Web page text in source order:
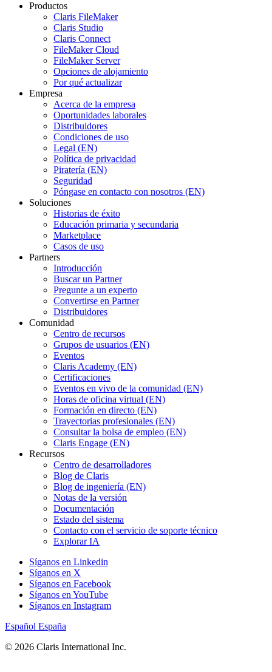
Productos
Claris FileMaker
Claris Studio
Claris Connect
FileMaker Cloud
FileMaker Server
Opciones de alojamiento
Por qué actualizar
Empresa
Acerca de la empresa
Oportunidades laborales
Distribuidores
Condiciones de uso
Legal (EN)
Política de privacidad
Piratería (EN)
Seguridad
Póngase en contacto con nosotros (EN)
Soluciones
Historias de éxito
Educación primaria y secundaria
Marketplace
Casos de uso
Partners
Introducción
Buscar un Partner
Pregunte a un experto
Convertirse en Partner
Distribuidores
Comunidad
Centro de recursos
Grupos de usuarios (EN)
Eventos
Claris Academy (EN)
Certificaciones
Eventos en vivo de la comunidad (EN)
Horas de oficina virtual (EN)
Formación en directo (EN)
Trayectorias profesionales (EN)
Consultar la bolsa de empleo (EN)
Claris Engage (EN)
Recursos
Centro de desarrolladores
Blog de Claris
Blog de ingeniería (EN)
Notas de la versión
Documentación
Estado del sistema
Contacto con el servicio de soporte técnico
Explorar IA
Síganos en Linkedin
Síganos en X
Síganos en Facebook
Síganos en YouTube
Síganos en Instagram
Español España
© 2026 Claris International Inc.